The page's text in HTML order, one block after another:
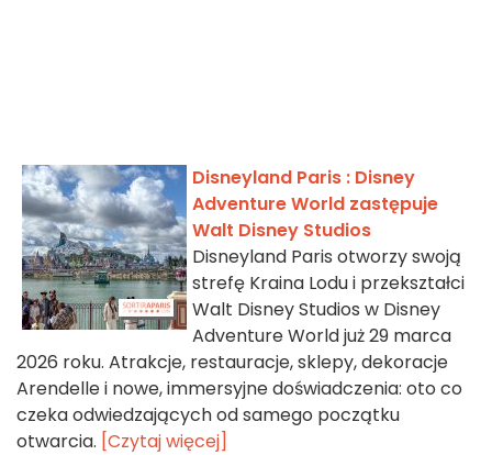
Disneyland Paris : Disney
Adventure World zastępuje
Walt Disney Studios
Disneyland Paris otworzy swoją
strefę Kraina Lodu i przekształci
Walt Disney Studios w Disney
Adventure World już 29 marca
2026 roku. Atrakcje, restauracje, sklepy, dekoracje
Arendelle i nowe, immersyjne doświadczenia: oto co
czeka odwiedzających od samego początku
otwarcia. [Czytaj więcej]